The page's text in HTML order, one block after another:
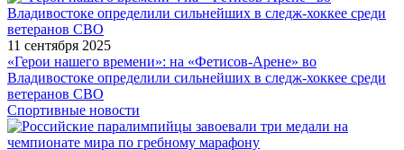
11 сентября 2025
«Герои нашего времени»: на «Фетисов-Арене» во
Владивостоке определили сильнейших в следж-хоккее среди
ветеранов СВО
Спортивные новости